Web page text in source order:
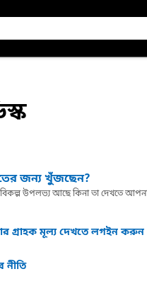
জন্য খুঁজছেন?
বিকল্প উপলভ্য আছে কিনা তা দেখতে
গ্রাহক মূল্য দেখতে লগইন করুন
নীতি